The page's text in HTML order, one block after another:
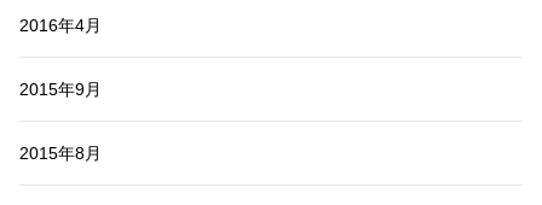
2016年4月
2015年9月
2015年8月